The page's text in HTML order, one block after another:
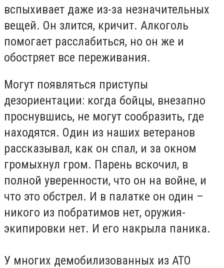
вспыхивает даже из-за незначительных
вещей. Он злится, кричит. Алкоголь
помогает расслабиться, но он же и
обостряет все переживания.
Могут появляться приступы
дезориентации: когда бойцы, внезапно
проснувшись, не могут сообразить, где
находятся. Один из наших ветеранов
рассказывал, как он спал, и за окном
громыхнул гром. Парень вскочил, в
полной уверенности, что он на войне, и
что это обстрел. И в палатке он один –
никого из побратимов нет, оружия-
экипировки нет. И его накрыла паника.
У многих демобилизованных из АТО